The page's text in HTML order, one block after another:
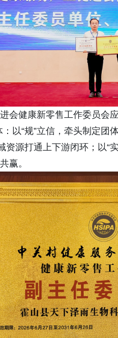
会健康新零售工作委员会
以“规”立信，牵头制定
资源打通上下游闭环；以
赢。